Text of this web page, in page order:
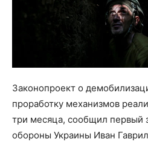
Законопроект о
проработку механизмов
три месяца, сообщил первый
обороны Украины Иван